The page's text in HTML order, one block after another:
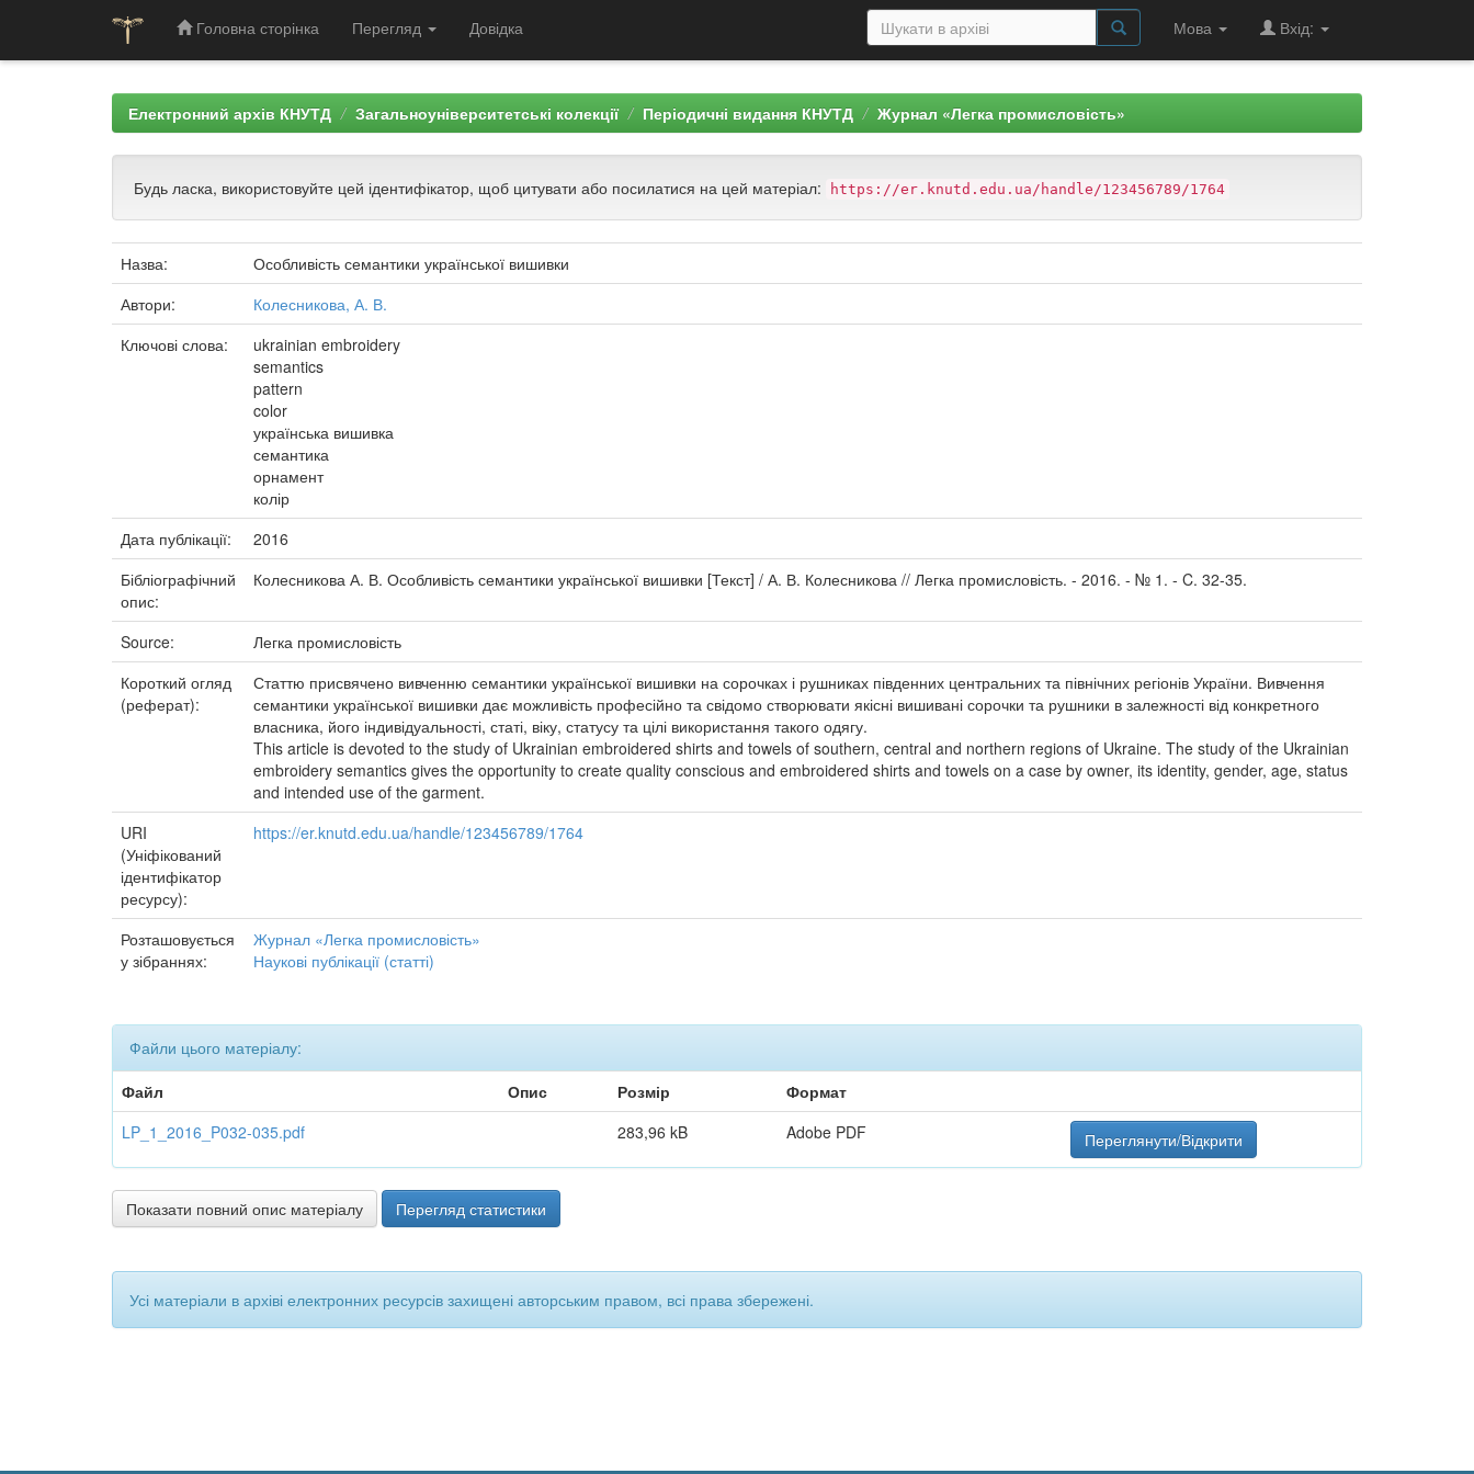
Головна сторінка Перегляд Довідка Мова Вхід:
Електронний архів КНУТД Загальноуніверситетські колекції Періодичні видання КНУТД Журнал «Легка промисловість»
Будь ласка, використовуйте цей ідентифікатор, щоб цитувати або посилатися на цей матеріал: https://er.knutd.edu.ua/handle/123456789/1764
Назва:
Особливість семантики української вишивки
Автори:
Колесникова, А. В.
Ключові слова:
ukrainian embroidery
semantics
pattern
color
українська вишивка
семантика
орнамент
колір
Дата публікації:
2016
Бібліографічний
опис:
Колесникова А. В. Особливість семантики української вишивки [Текст] / А. В. Колесникова // Легка промисловість. - 2016. - № 1. - C. 32-35.
Source:
Легка промисловість
Короткий огляд
(реферат):
Статтю присвячено вивченню семантики української вишивки на сорочках і рушниках південних центральних та північних регіонів України. Вивчення
семантики української вишивки дає можливість професійно та свідомо створювати якісні вишивані сорочки та рушники в залежності від конкретного
власника, його індивідуальності, статі, віку, статусу та цілі використання такого одягу.
This article is devoted to the study of Ukrainian embroidered shirts and towels of southern, central and northern regions of Ukraine. The study of the Ukrainian
embroidery semantics gives the opportunity to create quality conscious and embroidered shirts and towels on a case by owner, its identity, gender, age, status
and intended use of the garment.
URI
(Уніфікований
ідентифікатор
ресурсу):
https://er.knutd.edu.ua/handle/123456789/1764
Розташовується
у зібраннях:
Журнал «Легка промисловість»
Наукові публікації (статті)
Файли цього матеріалу:
Файл
Опис Розмір
Формат
LP_1_2016_P032-035.pdf
283,96 kB Adobe PDF Переглянути/Відкрити
Показати повний опис матеріалу Перегляд статистики
Усі матеріали в архіві електронних ресурсів захищені авторським правом, всі права збережені.